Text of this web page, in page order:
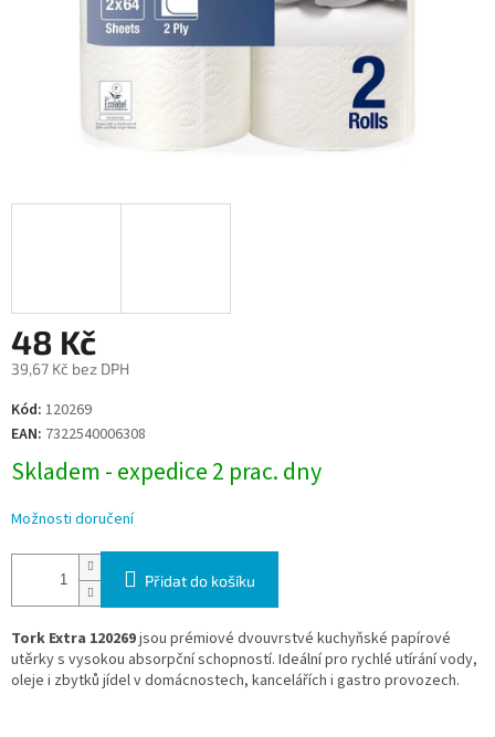
48 Kč
39,67 Kč bez DPH
Měrná
cena:
Kód: 120269
EAN: 7322540006308
Skladem - expedice 2 prac. dny
Možnosti doručení
Přidat do košíku
Tork Extra 120269jsou prémiové dvouvrstvé kuchyňské papírové
utěrky s vysokou absorpční schopností. Ideální pro rychlé utírání vody,
oleje i zbytků jídel v domácnostech, kancelářích i gastro provozech.